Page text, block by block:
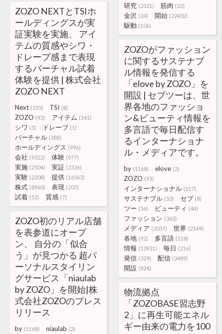
研究 (2321) 筋肉 (22)
金沢 (24) 開始 (22402)
駆動 (106)
ZOZO NEXTとTSIホ
ールディングスが実
証実験を実施、 アイ
テムの質感やシワ・
ドレープ感まで表現
するバーチャル試着
体験を提供 | 株式会社
ZOZO NEXT
Next (355) TSI (8)
ZOZO (93) アイテム (141)
シワ (5) ドレープ (1)
バーチャル (388)
ホールディングス (996)
会社 (9322) 体験 (977)
実施 (2504) 実証 (2326)
実験 (2208) 提供 (16563)
株式 (8960) 表現 (207)
試着 (52) 質感 (7)
ZOZOがファッション
に関するサステナブ
ル情報を発信する
「elove by ZOZO」を
開設 | セブツーは、世
界各地のファッショ
ン&ビューティ情報を
多言語で毎日配信す
るインターナショナ
ル・メディアです。
by (1168) elove (2)
ZOZO (93)
インターナショナル (117)
サステナブル (53) セブ (8)
ツー (56) ビューティ (44)
ファッション (363)
メディア (2037) 世界 (2149)
各地 (92) 多言語 (118)
情報 (13931) 毎日 (216)
発信 (329) 配信 (3489)
開設 (824)
ZOZO初のリアル店舗
を表参道にオープ
ン、 自分の「似合
う」が見つかる 超パ
ーソナルスタイリン
グサービス「niaulab
by ZOZO」を開始|株
式会社ZOZOのプレス
リリース
by (1168) niaulab (2)
物流拠点
「ZOZOBASE習志野
2」に再生可能エネル
ギー由来の電力を100